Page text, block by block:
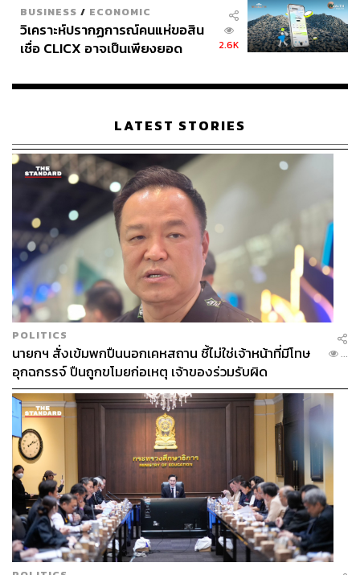
BUSINESS / ECONOMIC
วิเคราะห์ปรากฏการณ์คนแห่ขอสิน
เชื่อ CLICX อาจเป็นเพียงยอด
เรือนไทยที่ถูกซุกไว้
2.6K
LATEST STORIES
POLITICS
นายกฯ สั่งเข้มพกปืนนอกเคหสถาน ชี้ไม่ใช่เจ้าหน้าที่มีโทษ
อุกฉกรรจ์ ปืนถูกขโมยก่อเหตุ เจ้าของร่วมรับผิด
...